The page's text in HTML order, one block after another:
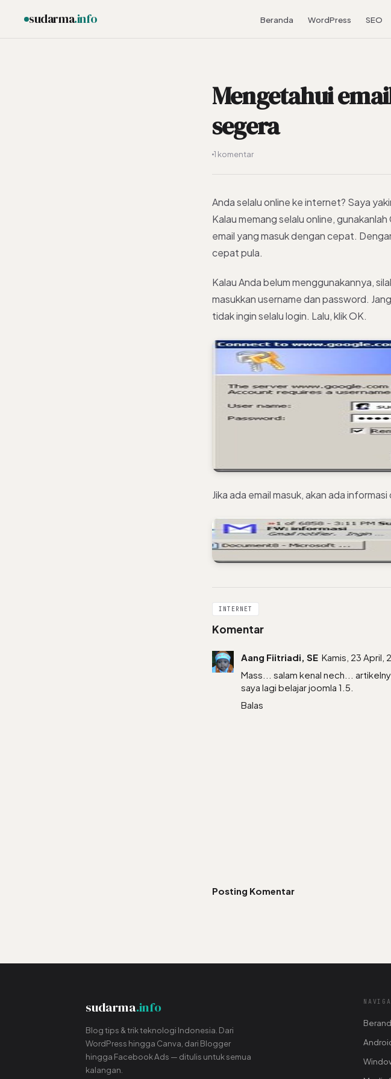
sudarma.info Beranda WordPress SEO
Mengetahui
segera
1 komentar
Anda selalu online ke internet? Saya
Kalau memang selalu online,
email yang masuk dengan cepat.
cepat pula.
Kalau Anda belum menggunakannya,
masukkan username dan password.
tidak ingin selalu login. Lalu, klik OK.
Jika ada email masuk, akan ada
INTERNET
Komentar
Aang Fiitriadi, SE Kamis, 23 April,
Mass... salam kenal nech...
saya lagi belajar joomla 1.5.
Balas
Posting Komentar
sudarma.info
Blog tips & trik teknologi Indonesia. Dari
WordPress hingga Canva, dari Blogger
hingga Facebook Ads — ditulis untuk semua
kalangan.